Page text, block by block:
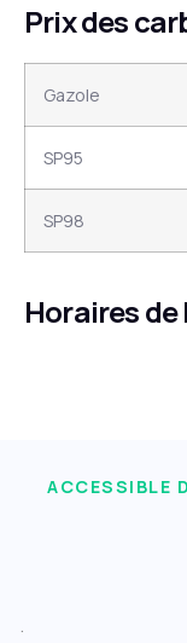
Prix des
Gazole
SP95
SP98
Horaires
ACCESSIBLE
.